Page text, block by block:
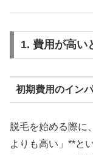
1. 費用が高い
初期費用のイン
脱毛を始める際に
よりも高い」**と